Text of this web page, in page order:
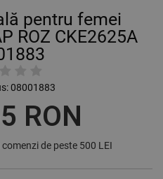
pentru femei
ROZ CKE2625A
08001883
RON
de peste 500 LEI